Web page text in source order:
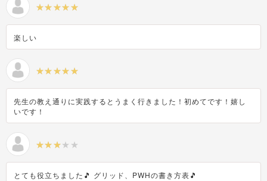
楽しい
先生の教え通りに実践するとうまく行きました！初めてです！嬉し
いです！
とても役立ちました🎵 グリッド、PWHの書き方表🎵